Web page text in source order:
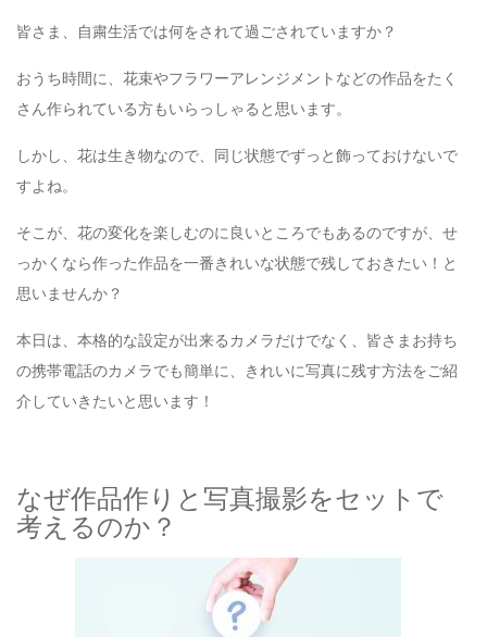
皆さま、自粛生活では何をされて過ごされていますか？
おうち時間に、花束やフラワーアレンジメントなどの作品をたく
さん作られている方もいらっしゃると思います。
しかし、花は生き物なので、同じ状態でずっと飾っておけないで
すよね。
そこが、花の変化を楽しむのに良いところでもあるのですが、せ
っかくなら作った作品を一番きれいな状態で残しておきたい！と
思いませんか？
本日は、本格的な設定が出来るカメラだけでなく、皆さまお持ち
の携帯電話のカメラでも簡単に、きれいに写真に残す方法をご紹
介していきたいと思います！
なぜ作品作りと写真撮影をセットで
考えるのか？